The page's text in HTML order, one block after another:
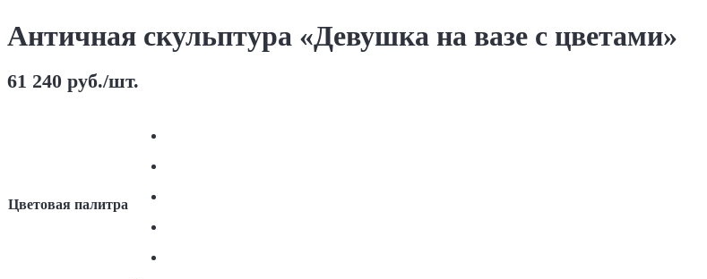
Античная скульптура «Девушка на вазе с цветами»
61 240 руб./шт.
Цветовая палитра